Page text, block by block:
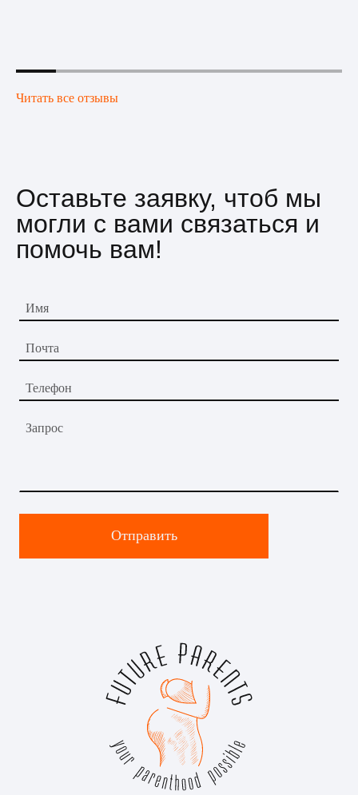
Читать все отзывы
Оставьте заявку, чтоб мы
могли с вами связаться и
помочь вам!
Имя
Почта
Телефон
Запрос
Отправить